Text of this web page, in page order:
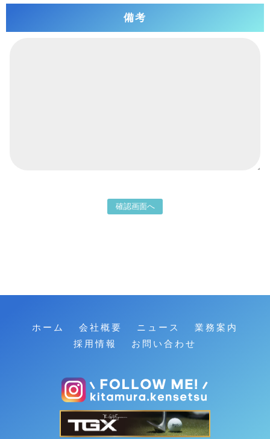
備考
確認画面へ
ホーム 会社概要 ニュース
業務案内
採用情報
お問い合わせ